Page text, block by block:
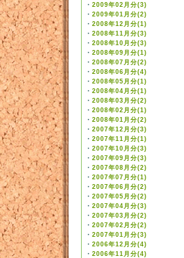
・ 2009年02月分(3)
・ 2009年01月分(2)
・ 2008年12月分(1)
・ 2008年11月分(3)
・ 2008年10月分(3)
・ 2008年09月分(1)
・ 2008年07月分(2)
・ 2008年06月分(4)
・ 2008年05月分(1)
・ 2008年04月分(1)
・ 2008年03月分(2)
・ 2008年02月分(1)
・ 2008年01月分(2)
・ 2007年12月分(3)
・ 2007年11月分(1)
・ 2007年10月分(3)
・ 2007年09月分(3)
・ 2007年08月分(2)
・ 2007年07月分(1)
・ 2007年06月分(2)
・ 2007年05月分(2)
・ 2007年04月分(3)
・ 2007年03月分(2)
・ 2007年02月分(2)
・ 2007年01月分(3)
・ 2006年12月分(4)
・ 2006年11月分(4)